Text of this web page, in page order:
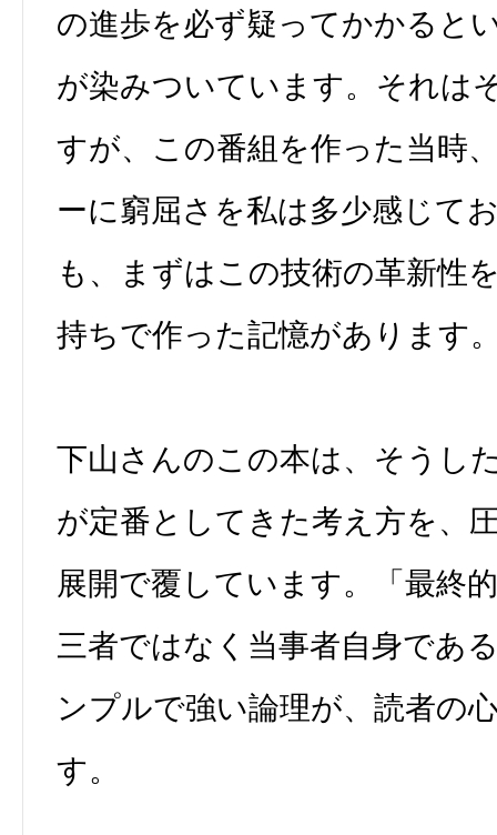
の進歩を必ず疑ってかかると
が染みついています。それは
すが、この番組を作った当時
ーに窮屈さを私は多少感じて
も、まずはこの技術の革新性
持ちで作った記憶があります
下山さんのこの本は、そうし
が定番としてきた考え方を、
展開で覆しています。「最終
三者ではなく当事者自身であ
ンプルで強い論理が、読者の
す。